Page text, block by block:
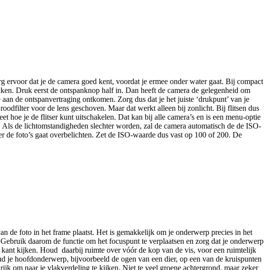
dat je de camera goed kent, voordat je ermee onder water gaat. Bij compact
Druk eerst de ontspanknop half in. Dan heeft de camera de gelegenheid om
de ontspanvertraging ontkomen. Zorg dus dat je het juiste ‘drukpunt’ van je
voor de lens geschoven. Maar dat werkt alleen bij zonlicht. Bij flitsen dus
hoe je de flitser kunt uitschakelen. Dat kan bij alle camera’s en is een menu-optie
de lichtomstandigheden slechter worden, zal de camera automatisch de de ISO-
foto’s gaat overbelichten. Zet de ISO-waarde dus vast op 100 of 200. De
de foto in het frame plaatst. Het is gemakkelijk om je onderwerp precies in het
daarom de functie om het focuspunt te verplaatsen en zorg dat je onderwerp
kijken. Houd daarbij ruimte over vóór de kop van de vis, voor een ruimtelijk
je hoofdonderwerp, bijvoorbeeld de ogen van een dier, op een van de kruispunten
om naar je vlakverdeling te kijken. Niet te veel groene achtergrond, maar zeker